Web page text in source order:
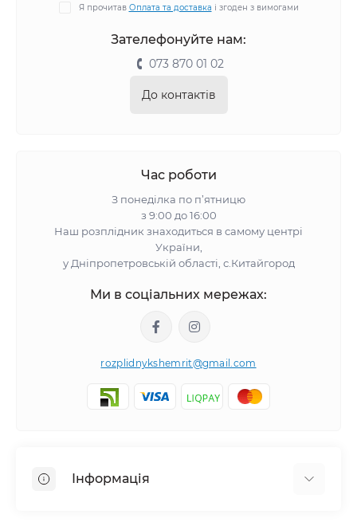
Я прочитав Оплата та доставка і згоден з вимогами
Зателефонуйте нам:
073 870 01 02
До контактів
Час роботи
З понеділка по п’ятницю
з 9:00 до 16:00
Наш розплідник знаходиться в самому центрі
України,
у Дніпропетровській області, с.Китайгород
Ми в соціальних мережах:
rozplidnykshemrit@gmail.com
Інформація